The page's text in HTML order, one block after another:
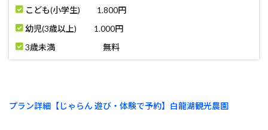
こども(小学生) 1.800円
幼児(3歳以上) 1.000円
3歳未満 無料
プラン詳細【じゃらん 遊び・体験で予約】白龍湖観光農園